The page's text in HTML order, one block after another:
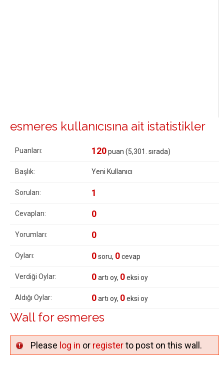
esmeres kullanıcısına ait istatistikler
Puanları: 120puan (5,301 . sırada)
Başlık: Yeni Kullanıcı
Soruları: 1
Cevapları: 0
Yorumları: 0
Oyları: 0soru, 0cevap
Verdiği Oylar: 0artı oy, 0eksi oy
Aldığı Oylar: 0artı oy, 0eksi oy
Wall for esmeres
Please log in or registerto post on this wall.